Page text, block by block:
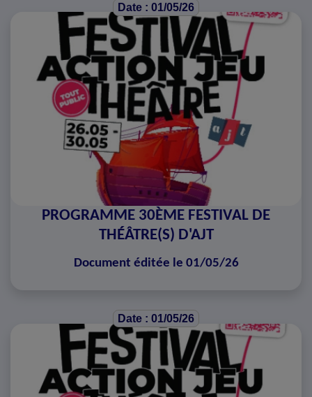
Date : 01/05/26
PROGRAMME 30ÈME FESTIVAL DE
THÉÂTRE(S) D'AJT
Document éditée le 01/05/26
Date : 01/05/26